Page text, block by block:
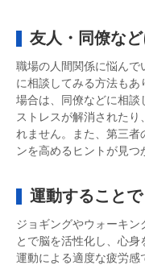
友人・同僚な
職場の人間関係に悩ん
に相談してみる方法もあ
場合は、同僚などに相
ストレスが解消された
れません。また、第三者
ンを高めるヒントが見つ
運動すること
ジョギングやウォーキン
とで脳を活性化し、心身
運動による適度な疲労感